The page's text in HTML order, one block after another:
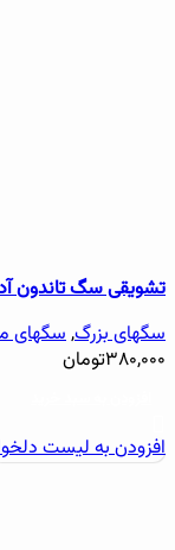
تشویقی سگ تاندون
سگهای بزرگ,سگهای
۳۸۰,۰۰۰تومان
افزودن به لیست